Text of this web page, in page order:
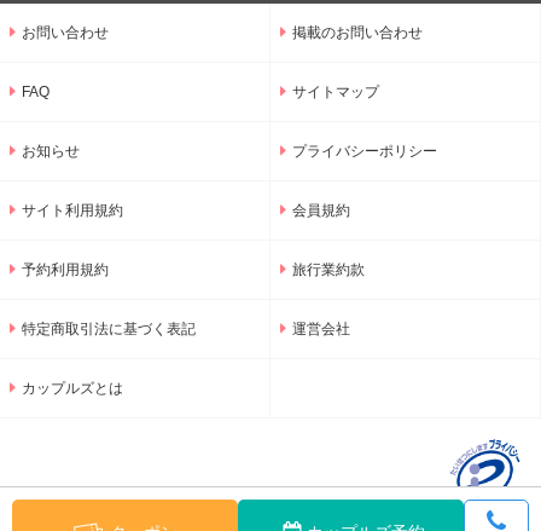
お問い合わせ 掲載のお問い合わせ
FAQ サイトマップ
お知らせ プライバシーポリシー
サイト利用規約 会員規約
予約利用規約 旅行業約款
特定商取引法に基づく表記 運営会社
カップルズとは